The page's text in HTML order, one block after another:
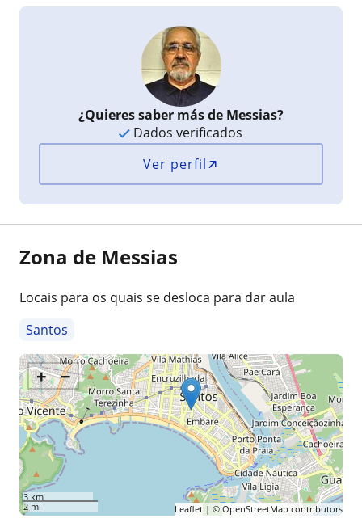
¿Quieres saber más de Messias?
Dados verificados
Ver perfil
Zona de Messias
Locais para os quais se desloca para dar aula
Santos
+ −
3 km
2 mi
Leaflet| ©OpenStreetMap contributors